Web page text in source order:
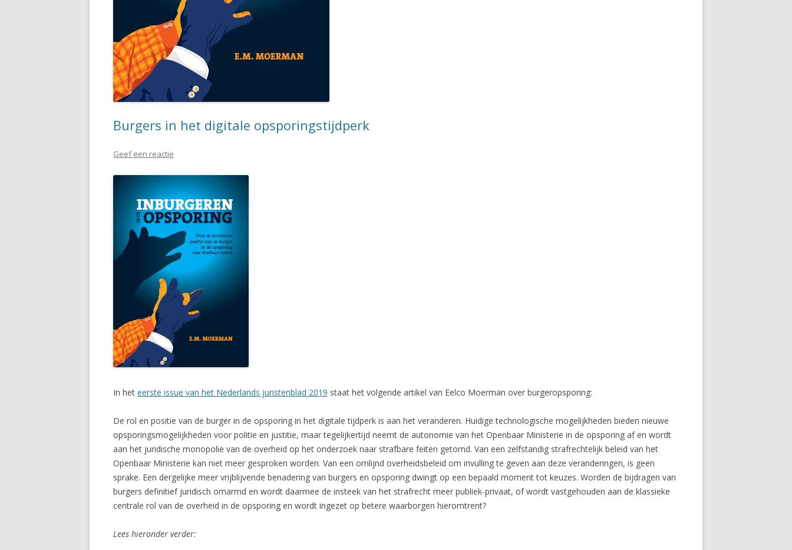
Burgers in het digitale opsporingstijdperk
Geef een reactie
In het eerste issue van het Nederlands juristenblad 2019 staat het volgende artikel van Eelco Moerman over burgeropsporing:
De rol en positie van de burger in de opsporing in het digitale tijdperk is aan het veranderen. Huidige technologische mogelijkheden bieden nieuwe
opsporingsmogelijkheden voor politie en justitie, maar tegelijkertijd neemt de autonomie van het Openbaar Ministerie in de opsporing af en wordt
aan het juridische monopolie van de overheid op het onderzoek naar strafbare feiten getornd. Van een zelfstandig strafrechtelijk beleid van het
Openbaar Ministerie kan niet meer gesproken worden. Van een omlijnd overheidsbeleid om invulling te geven aan deze veranderingen, is geen
sprake. Een dergelijke meer vrijblijvende benadering van burgers en opsporing dwingt op een bepaald moment tot keuzes. Worden de bijdragen van
burgers definitief juridisch omarmd en wordt daarmee de insteek van het strafrecht meer publiek-privaat, of wordt vastgehouden aan de klassieke
centrale rol van de overheid in de opsporing en wordt ingezet op betere waarborgen hieromtrent?
Lees hieronder verder: